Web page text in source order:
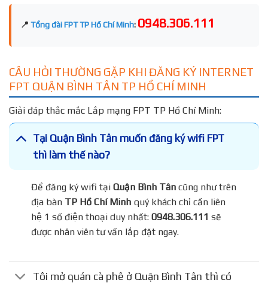
📍 Tổng đài FPT TP Hồ Chí Minh: 0948.306.111
CÂU HỎI THƯỜNG GẶP KHI ĐĂNG KÝ INTERNET
FPT QUẬN BÌNH TÂN TP HỒ CHÍ MINH
Giải đáp thắc mắc Lắp mạng FPT TP Hồ Chí Minh:
Tại Quận Bình Tân muốn đăng ký wifi FPT
thì làm thế nào?
Để đăng ký wifi tạiQuận Bình Tâncũng như trên
địa bànTP Hồ Chí Minhquý khách chỉ cần liên
hệ 1 số điện thoại duy nhất:0948.306.111 sẽ
được nhân viên tư vấn lắp đặt ngay.
Tôi mở quán cà phê ở Quận Bình Tân thì có